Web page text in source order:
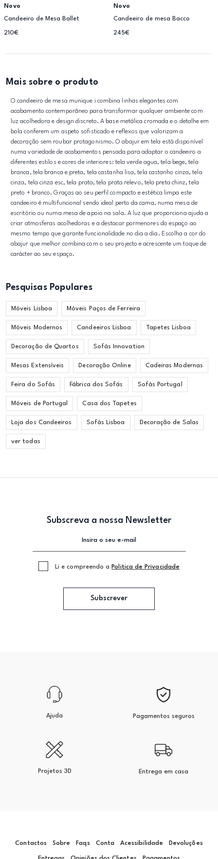
Novo
Candeeiro de Mesa Ballet
210€
Novo
Candeeiro de mesa Bacco
245€
Mais sobre o produto
O candeeiro de mesa munique i combina linhas elegantes com
acabamento contemporâneo para transformar qualquer ambiente com
luz acolhedora e design discreto. A base metálica cromada e o detalhe em
bola conferem um aspeto sofisticado e reflexos que valorizam a
decoração sem roubar protagonismo. O abajur em tela está disponível
numa variedade de acabamentos pensada para adaptar o candeeiro a
diferentes estilos e cores de interiores: tela verde agua, tela bege, tela
branca, tela branca e preta, tela castanha lisa, tela castanho cinza, tela
cinza, tela cinza esc, tela prata, tela prata relevo, tela preta chinz, tela
preto + branco. Graças ao seu perfil compacto e estética limpa este
candeeiro é multifuncional sendo ideal perto da cama, numa mesa de
escritório ou numa mesa de apoio na sala. A luz que proporciona ajuda a
criar atmosferas acolhedoras e a destacar pormenores do espaço ao
mesmo tempo que garante funcionalidade no dia a dia. Escolha a cor do
abajur que melhor combina com o seu projecto e acrescente um toque de
carácter ao seu espaço.
Pesquisas Populares
Móveis Lisboa Móveis Paços de Ferreira
Móveis Modernos Candeeiros Lisboa Tapetes Lisboa
Decoração de Quartos Sofás Innovation
Mesas Extensíveis Decoração Online Cadeiras Modernas
Feira do Sofás Fábrica dos Sofás Sofás Portugal
Móveis de Portugal Casa dos Tapetes
Loja dos Candeeiros Sofás Lisboa Decoração de Salas
ver todas
Subscreva a nossa Newsletter
Li e compreendo a Politica de Privacidade
Subscrever
Ajuda Pagamentos seguros
Projetos 3D Entrega em casa
Contactos Sobre Faqs Conta Acessibilidade Devoluções